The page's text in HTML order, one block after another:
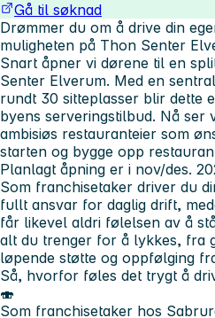
Gå til søknad
Drømmer du om å drive din
muligheten på Thon Senter
Snart åpner vi dørene til en
Senter Elverum. Med en
rundt 30 sitteplasser blir dette
byens serveringstilbud. Nå ser
ambisiøs restauranteier som
starten og bygge opp
Planlagt åpning er i nov/des.
Som franchisetaker driver du
fullt ansvar for daglig drift,
får likevel aldri følelsen av å
alt du trenger for å lykkes, fra
løpende støtte og oppfølging
Så, hvorfor føles det trygt å
🍣
Som franchisetaker hos